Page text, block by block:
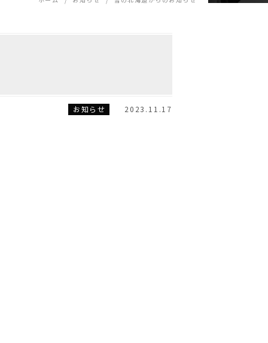
2023.11.17
お知らせ